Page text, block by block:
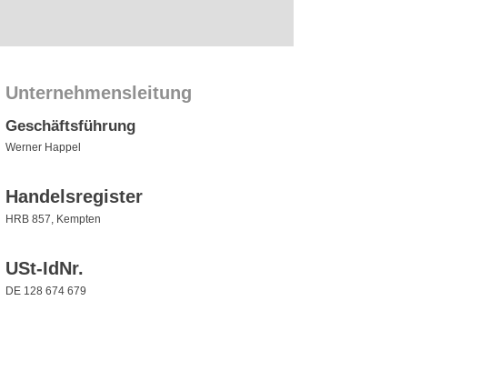
Unternehmensleitung
Geschäftsführung
Werner Happel
Handelsregister
HRB 857, Kempten
USt-IdNr.
DE 128 674 679